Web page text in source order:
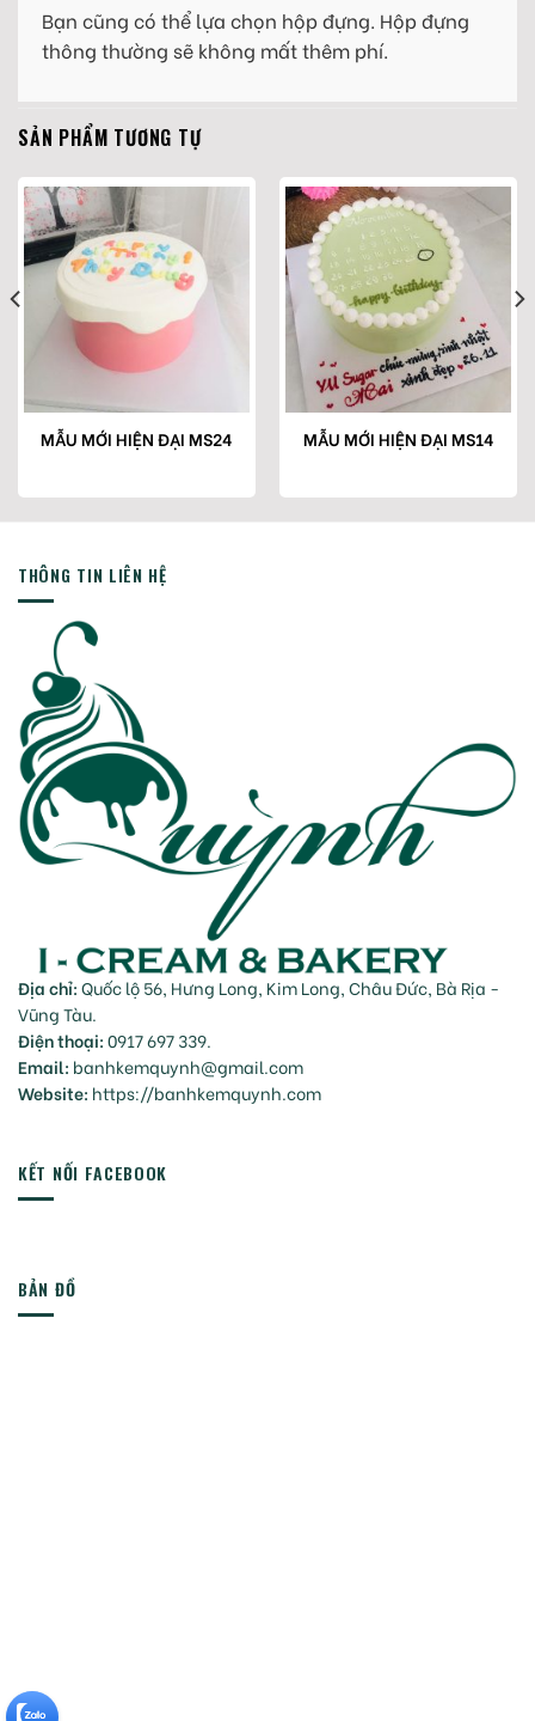
Bạn cũng có thể lựa chọn hộp đựng. Hộp đựng
thông thường sẽ không mất thêm phí.
SẢN PHẨM TƯƠNG TỰ
MẪU MỚI HIỆN ĐẠI MS24 MẪU MỚI HIỆN ĐẠI MS14
THÔNG TIN LIÊN HỆ
Địa chỉ:Quốc lộ 56, Hưng Long, Kim Long, Châu Đức, Bà Rịa -
Vũng Tàu.
Điện thoại:0917 697 339.
Email: banhkemquynh@gmail.com
Website: https://banhkemquynh.com
KẾT NỐI FACEBOOK
BẢN ĐỒ